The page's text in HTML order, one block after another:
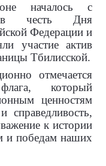
началось с
в честь Дня
Федерации и
участие актив
Тбилисской.
отмечается
который
ценностям
справедливость,
к истории
и победам наших